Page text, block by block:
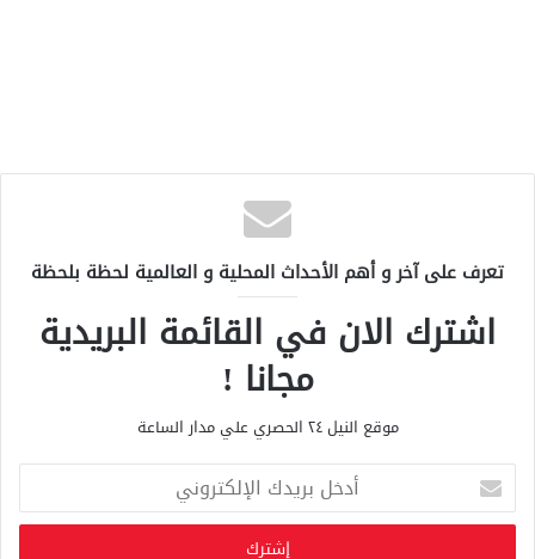
تعرف على آخر و أهم الأحداث المحلية و العالمية لحظة بلحظة
اشترك الان في القائمة البريدية
مجانا !
موقع النيل ٢٤ الحصري علي مدار الساعة
خ